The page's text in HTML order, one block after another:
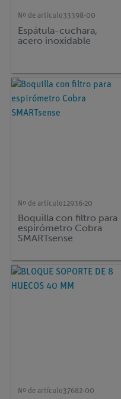
Nº de artículo33398-00
Espátula-cuchara,
acero inoxidable
Nº de artículo12936-20
Boquilla con filtro para
espirómetro Cobra
SMARTsense
Nº de artículo37682-00